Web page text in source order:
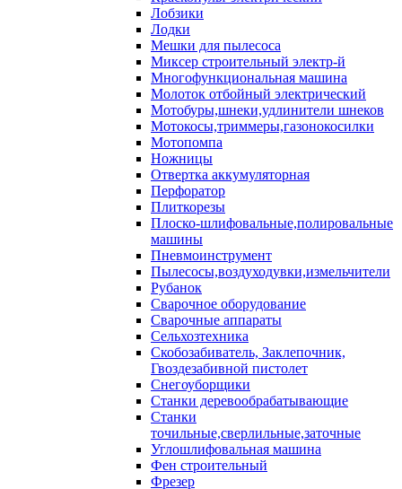
Лобзики
Лодки
Мешки для пылесоса
Миксер строительный электр-й
Многофункциональная машина
Молоток отбойный электрический
Мотобуры,шнеки,удлинители шнеков
Мотокосы,триммеры,газонокосилки
Мотопомпа
Ножницы
Отвертка аккумуляторная
Перфоратор
Плиткорезы
Плоско-шлифовальные,полировальные
машины
Пневмоинструмент
Пылесосы,воздуходувки,измельчители
Рубанок
Сварочное оборудование
Сварочные аппараты
Сельхозтехника
Скобозабиватель, Заклепочник,
Гвоздезабивной пистолет
Снегоуборщики
Станки деревообрабатывающие
Станки
точильные,сверлильные,заточные
Углошлифовальная машина
Фен строительный
Фрезер